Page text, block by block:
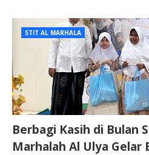
STIT AL MARHALA
Berbagi Kasih di Bulan
Marhalah Al Ulya Gelar